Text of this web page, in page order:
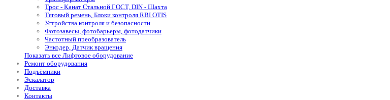
Трос - Канат Стальной ГОСТ, DIN - Шахта
Тяговый ремень, Блоки контроля RBI OTIS
Устройства контроля и безопасности
Фотозавесы, фотобарьеры, фотодатчики
Частотный преобразователь
Энкодер, Датчик вращения
Показать все Лифтовое оборудование
Ремонт оборудования
Подъёмники
Эскалатор
Доставка
Контакты